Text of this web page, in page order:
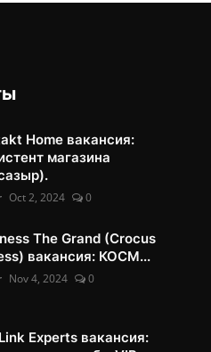
Home вакансия:
магазина
Oct 2, 2024 0
The Grand (Crocus
вакансия: КОСМ...
Nov 4, 2024 0
Experts вакансия: